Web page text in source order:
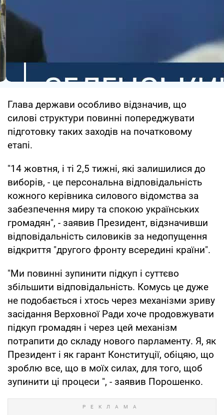
Глава держави особливо відзначив, що
силові структури повинні попереджувати
підготовку таких заходів на початковому
етапі.
"14 жовтня, і ті 2,5 тижні, які залишилися до
виборів, - це персональна відповідальність
кожного керівника силового відомства за
забезпечення миру та спокою українських
громадян", - заявив Президент, відзначивши
відповідальність силовиків за недопущення
відкриття "другого фронту всередині країни".
"Ми повинні зупинити підкуп і суттєво
збільшити відповідальність. Комусь це дуже
не подобається і хтось через механізми зриву
засідання Верховної Ради хоче продовжувати
підкуп громадян і через цей механізм
потрапити до складу нового парламенту. Я, як
Президент і як гарант Конституції, обіцяю, що
зроблю все, що в моїх силах, для того, щоб
зупинити ці процеси ", - заявив Порошенко.